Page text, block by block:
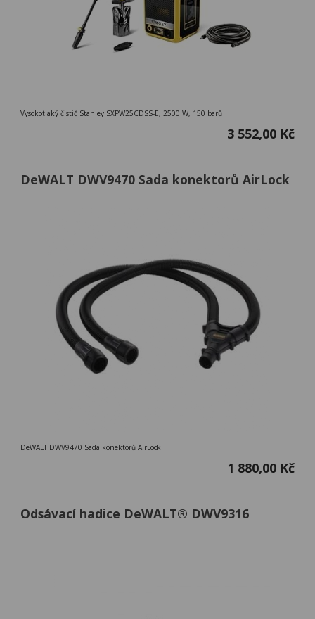
Vysokotlaký čistič Stanley SXPW25CDSS-E, 2500 W, 150 barů
3 552,00 Kč
DeWALT DWV9470 Sada konektorů AirLock
DeWALT DWV9470 Sada konektorů AirLock
1 880,00 Kč
Odsávací hadice DeWALT® DWV9316